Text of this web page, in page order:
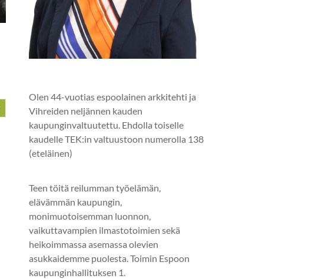
Olen 44-vuotias espoolainen arkkitehti ja
Vihreiden neljännen kauden
kaupunginvaltuutettu. Ehdolla toiselle
kaudelle TEK:in valtuustoon numerolla 138
(eteläinen)
Teen töitä reilumman työelämän,
elävämmän kaupungin,
monimuotoisemman luonnon,
vaikuttavampien ilmastotoimien sekä
heikoimmassa asemassa olevien
asukkaidemme puolesta. Toimin Espoon
kaupunginhallituksen 1.